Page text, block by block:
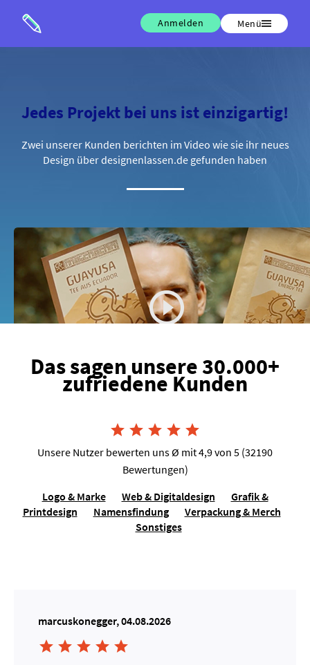
Anmelden Menü
Jedes Projekt bei uns ist einzigartig!
Zwei unserer Kunden berichten im Video wie sie ihr neues
Design über designenlassen.de gefunden haben
Das sagen unsere 30.000+
zufriedene Kunden
    
Unsere Nutzer bewerten uns Ø mit 4,9 von 5 (32190
Bewertungen)
Logo & Marke
Web & Digitaldesign
Grafik &
Printdesign
Namensfindung
Verpackung & Merch
Sonstiges
marcuskonegger, 04.08.2026
    